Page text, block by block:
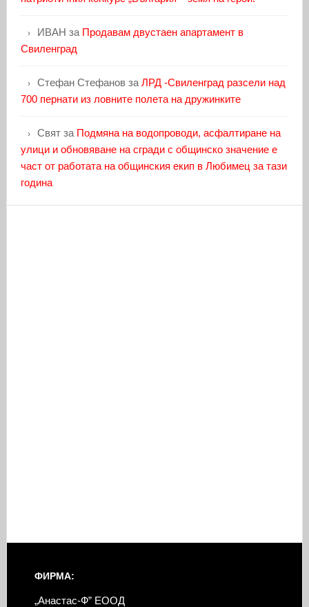
ИВАН за Продавам двустаен апартамент в
Свиленград
Стефан Стефановза ЛРД -Свиленград разсели над
700 пернати из ловните полета на дружинките
Святза Подмяна на водопроводи, асфалтиране на
улици и обновяване на сгради с общинско значение е
част от работата на общинския екип в Любимец за тази
година
ФИРМА:
„Анастас-Ф” ЕООД